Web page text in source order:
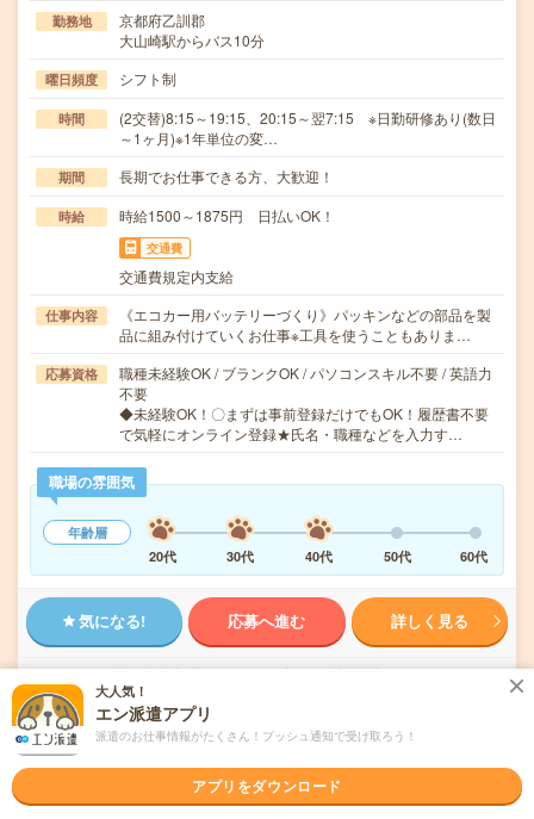
勤務地
京都府乙訓郡
大山崎駅からバス10分
曜日頻度 シフト制
時間
(2交替)8:15～19:15、20:15～翌7:15 ※日勤研修あり(数日
～1ヶ月)※1年単位の変…
期間 長期でお仕事できる方、大歓迎！
時給 時給1500～1875円 日払いOK！
交通費
交通費規定内支給
仕事内容
《エコカー用バッテリーづくり》パッキンなどの部品を製
品に組み付けていくお仕事※工具を使うこともありま…
応募資格
職種未経験OK / ブランクOK / パソコンスキル不要 / 英語力
不要
◆未経験OK！〇まずは事前登録だけでもOK！履歴書不要
で気軽にオンライン登録★氏名・職種などを入力す…
職場の雰囲気
年齢層
20代
30代 40代 50代 60代
気になる! 応募へ進む 詳しく見る
派遣会社 株式会社綜合キャリアオプション 製造事業部（全国）
未読 掲載日 2026/08/05
【経験者×ブラッシュUP！】食品包装機械部
大人気！
エン派遣アプリ
派遣のお仕事情報がたくさん！プッシュ通知で受け取ろう！
アプリをダウンロード